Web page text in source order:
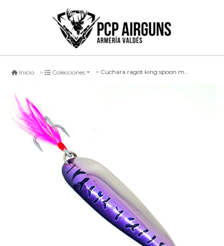
Inicio Colecciones Cuchara ragot king spoon morado/ plateado, 14cm